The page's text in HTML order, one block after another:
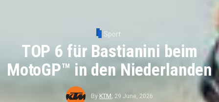
Sport
TOP 6 für Bastianini beim
MotoGP™ in den Niederlanden
By KTM , 29 June, 2026